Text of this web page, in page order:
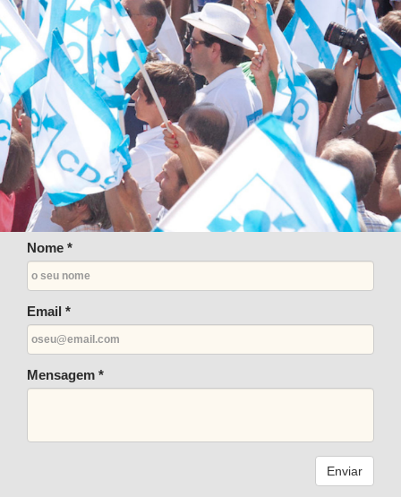
Nome *
Email *
Mensagem *
Enviar